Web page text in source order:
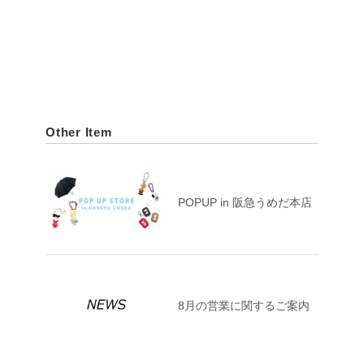
Other Item
POPUP in 阪急うめだ本店
8月の営業に関するご案内